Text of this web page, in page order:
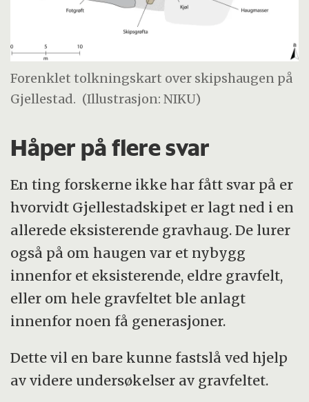
Forenklet tolkningskart over skipshaugen på
Gjellestad. (Illustrasjon: NIKU)
Håper på flere svar
En ting forskerne ikke har fått svar på er
hvorvidt Gjellestadskipet er lagt ned i en
allerede eksisterende gravhaug. De lurer
også på om haugen var et nybygg
innenfor et eksisterende, eldre gravfelt,
eller om hele gravfeltet ble anlagt
innenfor noen få generasjoner.
Dette vil en bare kunne fastslå ved hjelp
av videre undersøkelser av gravfeltet.